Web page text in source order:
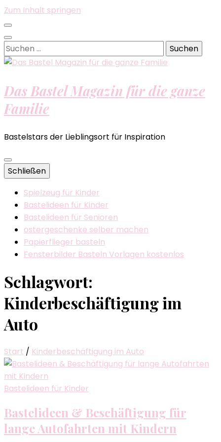
Zum Inhalt springen
Suchen
nach:
Das Bastel Magazin für die ganze
Familie
Bastelstars der Lieblingsort für Inspiration
Schließen
Spielzeug für Kinder
Bastelideen für Kinder
Bastelideen für Senioren
ostergeschenke selber machen
Papierflieger basteln
Fensterbilder Basteln Vorlagen kostenlos
Schlagwort:
Kinderbeschäftigung im
Auto
Start / Kinderbeschäftigung im Auto
Bastelideen für Kinder
Bastelideen & Beschäftigung für
lange Autofahrten mit Kindern